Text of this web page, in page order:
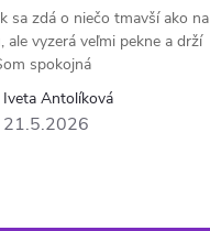
Iveta Antolíková
21.5.2026
sa zdá o niečo tmavší ako na
ale vyzerá veľmi pekne a drží
spokojná